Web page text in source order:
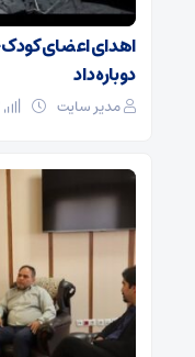
دوباره داد
مدیر سایت